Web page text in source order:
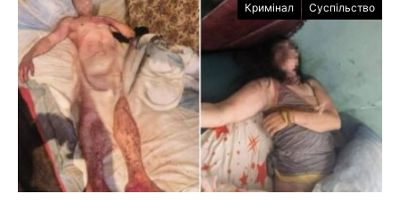
Кримінал Суспільство